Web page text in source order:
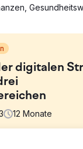
digitalen
12 Monate